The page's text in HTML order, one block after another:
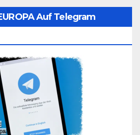
Auf Telegram